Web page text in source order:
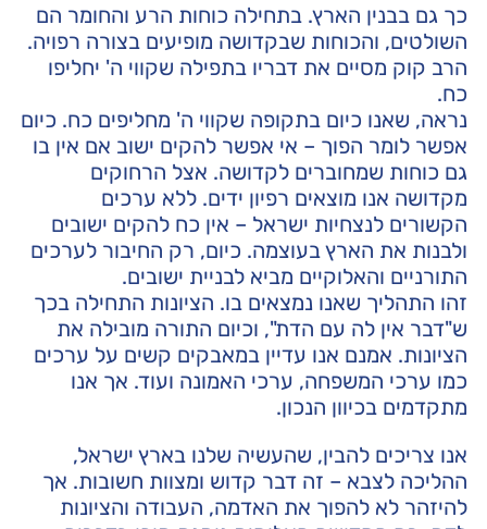
כך גם בבנין הארץ. בתחילה כוחות הרע והחומר הם
השולטים, והכוחות שבקדושה מופיעים בצורה רפויה.
הרב קוק מסיים את דבריו בתפילה שקווי ה' יחליפו
כח.
נראה, שאנו כיום בתקופה שקווי ה' מחליפים כח. כיום
אפשר לומר הפוך – אי אפשר להקים ישוב אם אין בו
גם כוחות שמחוברים לקדושה. אצל הרחוקים
מקדושה אנו מוצאים רפיון ידים. ללא ערכים
הקשורים לנצחיות ישראל – אין כח להקים ישובים
ולבנות את הארץ בעוצמה. כיום, רק החיבור לערכים
התורניים והאלוקיים מביא לבניית ישובים.
זהו התהליך שאנו נמצאים בו. הציונות התחילה בכך
ש"דבר אין לה עם הדת", וכיום התורה מובילה את
הציונות. אמנם אנו עדיין במאבקים קשים על ערכים
כמו ערכי המשפחה, ערכי האמונה ועוד. אך אנו
מתקדמים בכיוון הנכון.
אנו צריכים להבין, שהעשיה שלנו בארץ ישראל,
ההליכה לצבא – זה דבר קדוש ומצוות חשובות. אך
להיזהר לא להפוך את האדמה, העבודה והציונות